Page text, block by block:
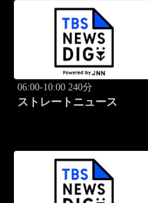
06:00-10:00 240分
ストレートニュース